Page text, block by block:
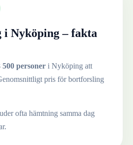
i Nyköping– fakta
500 personer i Nyköping att
pris för bortforsling
ofta hämtning samma dag